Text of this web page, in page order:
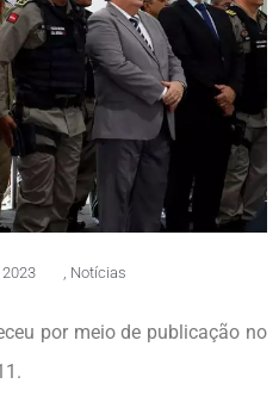
Notícias
por meio de publicação no